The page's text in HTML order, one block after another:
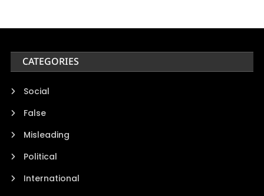
CATEGORIES
Social
False
Misleading
Political
International